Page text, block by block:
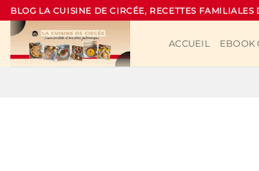
Passer
au
contenu
BLOG LA CUISINE DE CIRCÉE, RECETTES FAMILIALES
ACCUEIL EBOOK